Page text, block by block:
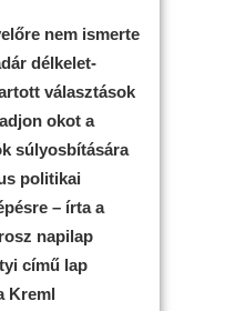
nem ismerte
délkelet-
választások
okot a
súlyosbítására
politikai
– írta a
napilap
című lap
Kreml